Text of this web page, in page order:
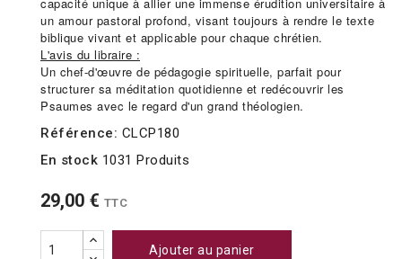
un amour pastoral profond, visant toujours à rendre le texte
biblique vivant et applicable pour chaque chrétien.
L'avis du libraire :
Un chef-d'œuvre de pédagogie spirituelle, parfait pour
structurer sa méditation quotidienne et redécouvrir les
Psaumes avec le regard d'un grand théologien.
Référence: CLCP180
En stock 1031 Produits
29,00 € TTC
Ajouter au panier